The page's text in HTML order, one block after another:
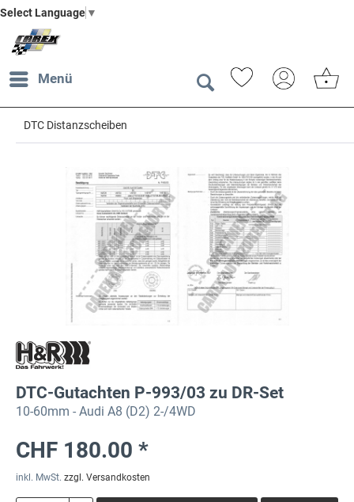
Select Language ▼
Menü
DTC Distanzscheiben
DTC-Gutachten P-993/03 zu DR-Set
10-60mm - Audi A8 (D2) 2-/4WD
CHF 180.00 *
inkl. MwSt. zzgl. Versandkosten